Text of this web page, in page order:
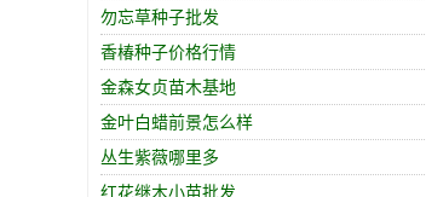
勿忘草种子批发
香椿种子价格行情
金森女贞苗木基地
金叶白蜡前景怎么样
丛生紫薇哪里多
红花继木小苗批发